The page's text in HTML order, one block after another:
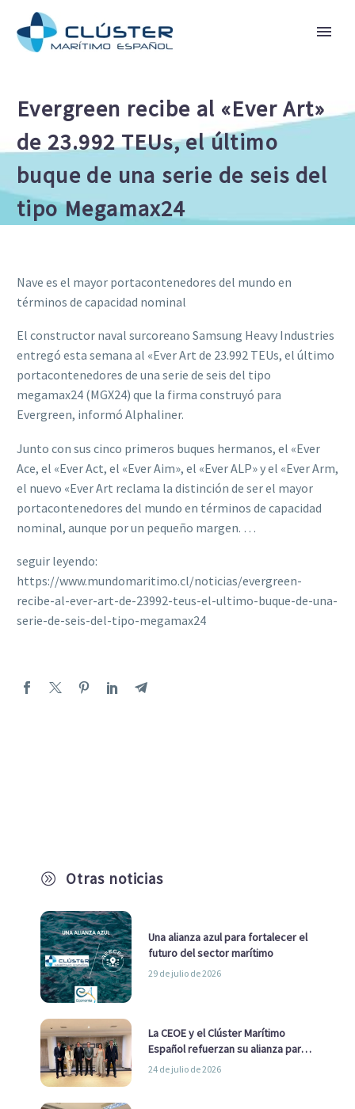
Evergreen recibe al «Ever Art»
de 23.992 TEUs, el último
buque de una serie de seis del
tipo Megamax24
A Otras noticias
Una alianza azul para fortalecer el
futuro del sector marítimo
29 de julio de 2026
La CEOE y el Clúster Marítimo
Español refuerzan su alianza para
impulsar una estrategia Nacional
24 de julio de 2026
Nave es el mayor portacontenedores del mundo en
términos de capacidad nominal
El constructor naval surcoreano Samsung Heavy Industries
entregó esta semana al «Ever Art de 23.992 TEUs, el último
portacontenedores de una serie de seis del tipo
megamax24 (MGX24) que la firma construyó para
Evergreen, informó Alphaliner.
Junto con sus cinco primeros buques hermanos, el «Ever
Ace, el «Ever Act, el «Ever Aim», el «Ever ALP» y el «Ever Arm,
el nuevo «Ever Art reclama la distinción de ser el mayor
portacontenedores del mundo en términos de capacidad
nominal, aunque por un pequeño margen. …
seguir leyendo:
https://www.mundomaritimo.cl/noticias/evergreen-
recibe-al-ever-art-de-23992-teus-el-ultimo-buque-de-una-
serie-de-seis-del-tipo-megamax24